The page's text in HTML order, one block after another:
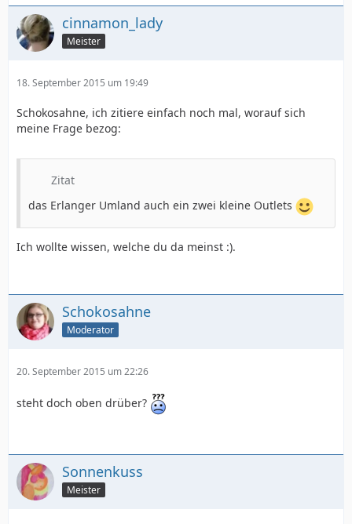
cinnamon_lady
Meister
18. September 2015 um 19:49
Schokosahne, ich zitiere einfach noch mal, worauf sich
meine Frage bezog:
Zitat
das Erlanger Umland auch ein zwei kleine Outlets
Ich wollte wissen, welche du da meinst :).
Schokosahne
Moderator
20. September 2015 um 22:26
steht doch oben drüber?
Sonnenkuss
Meister